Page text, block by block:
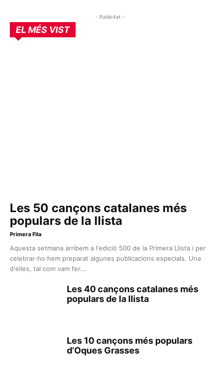
- Publicitat -
EL MÉS VIST
Les 50 cançons catalanes més
populars de la llista
Primera Fila
Aquesta setmana arribem a l'edició 500 de la Primera Llista i per
celebrar-ho hem preparat algunes publicacions especials. Una
d'elles, tal com vam fer...
Les 40 cançons catalanes més
populars de la llista
Les 10 cançons més populars
d’Oques Grasses